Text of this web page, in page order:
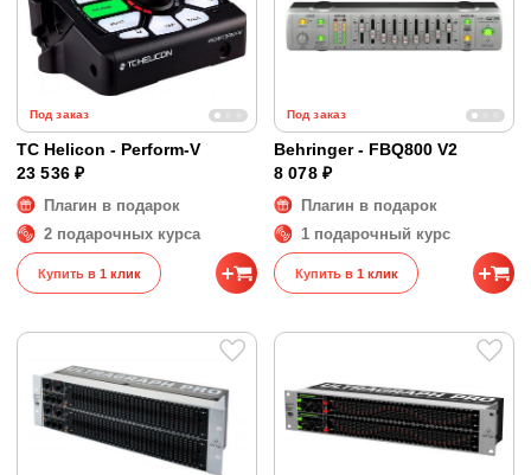
Под заказ
TC Helicon - Perform-V
23 536 ₽
Плагин в подарок
2 подарочных курса
Купить в 1 клик
Под заказ
Behringer - FBQ800 V2
8 078 ₽
Плагин в подарок
1 подарочный курс
Купить в 1 клик